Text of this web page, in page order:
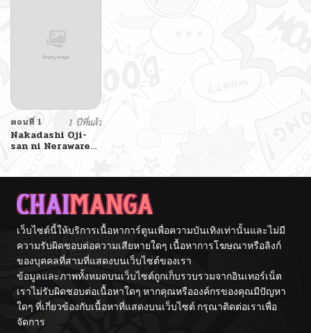
ตอนที่ 1
1 ปีที่แล้ว
Nakadashi Oji-
san ni Nerawareta
เว็บไซต์นี้ให้บริการเนื้อหาการ์ตูนเพื่อความบันเทิงเท่านั้นและไม่มี
ความรับผิดชอบต่อความเสียหายใดๆ เนื้อหาการโฆษณาหรือลิงก์
ของบุคคลที่สามที่แสดงบนเว็บไซต์ของเรา
ข้อมูลและภาพทั้งหมดบนเว็บไซต์ถูกเก็บรวบรวมจากอินเทอร์เน็ต
เราไม่รับผิดชอบต่อเนื้อหาใดๆ หากคุณหรือองค์กรของคุณมีปัญหา
ใดๆ ที่เกี่ยวข้องกับเนื้อหาที่แสดงบนเว็บไซต์ กรุณาติดต่อเราเพื่อ
จัดการ